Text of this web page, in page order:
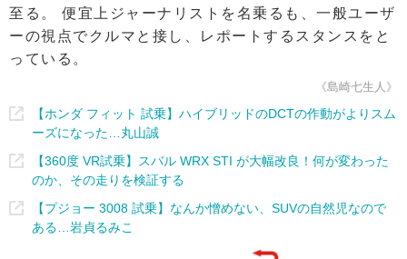
至る。 便宜上ジャーナリストを名乗るも、一般ユーザ
ーの視点でクルマと接し、レポートするスタンスをと
っている。
《島崎七生人》
【ホンダ フィット 試乗】ハイブリッドのDCTの作動がよりスム
ーズになった…丸山誠
【360度 VR試乗】スバル WRX STI が大幅改良！何が変わった
のか、その走りを検証する
【プジョー 3008 試乗】なんか憎めない、SUVの自然児なので
ある…岩貞るみこ